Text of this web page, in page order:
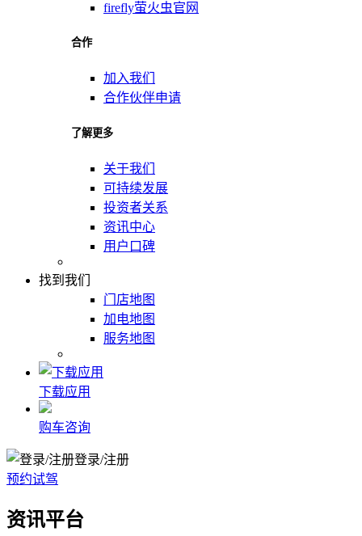
firefly萤火虫官网
合作
加入我们
合作伙伴申请
了解更多
关于我们
可持续发展
投资者关系
资讯中心
用户口碑
找到我们
门店地图
加电地图
服务地图
下载应用
购车咨询
登录/注册
预约试驾
资讯平台